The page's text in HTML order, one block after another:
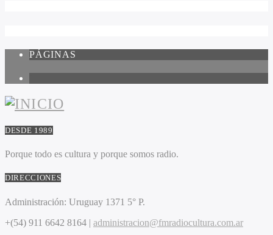
PÁGINAS
DESDE 1989
Porque todo es cultura y porque somos radio.
DIRECCIONES
Administración: Uruguay 1371 5° P.
+(54) 911 6642 8164 | administracion@fmradiocultura.com.ar